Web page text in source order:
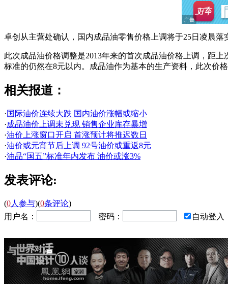
卓创从主营处确认，国内成品油零售价格上调将于25日凌晨落
此次成品油价格调整是2013年来的首次成品油价格上调，距
标准的仍然在8元以内。成品油作为基本的生产资料，此次价
相关报道：
·国际油价连续大跌 国内油价涨幅或缩小
·成品油价上调未兑现 销售企业库存暴增
·油价上涨窗口开启 首涨预计将推迟数日
·油价或元宵节后上调 92号油价或重返8元
·油品“国五”标准年内发布 油价或涨3%
发表评论:
(0人参与)(0条评论)
用户名：
密码： 自动登入